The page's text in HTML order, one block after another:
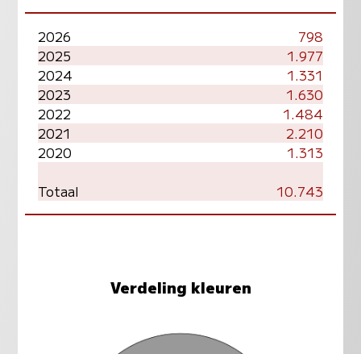
2026
798
2025
1.977
2024
1.331
2023
1.630
2022
1.484
2021
2.210
2020
1.313
Totaal
10.743
Verdeling kleuren